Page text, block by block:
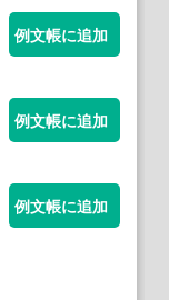
例文帳に追加
例文帳に追加
例文帳に追加